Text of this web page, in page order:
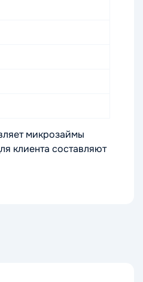
микрозаймы
клиента составляют